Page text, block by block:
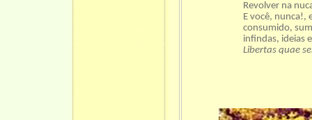
Revolver na
E você, nunca!,
consumido,
infindas, ideias
Libertas quae